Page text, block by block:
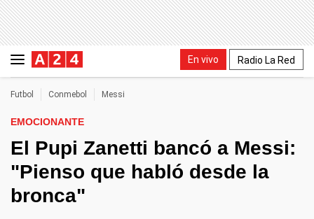
En vivo Radio La Red
Futbol Conmebol Messi
EMOCIONANTE
El Pupi Zanetti bancó a Messi:
"Pienso que habló desde la
bronca"